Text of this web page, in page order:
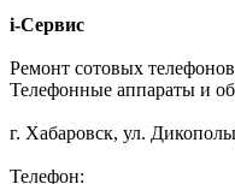
i-Сервис
Ремонт сотовых
Телефонные аппараты и
г. Хабаровск, ул.
Телефон: